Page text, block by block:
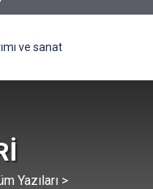
ve sanat
Yazıları >